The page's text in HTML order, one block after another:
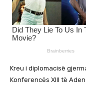
Kreu i diplomacisë
Konferencës XIII të